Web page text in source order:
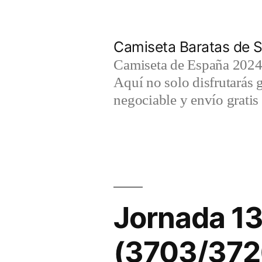
Camiseta Baratas de
Camiseta de España
Aquí no solo disfrutarás
negociable y envío
Jornada
(3703/